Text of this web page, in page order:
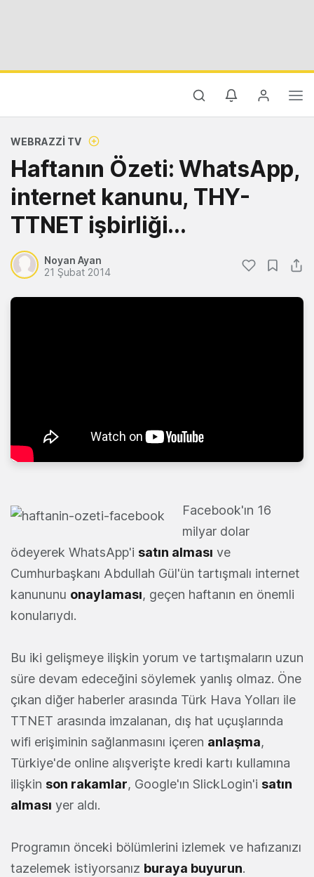
WEBRAZZI TV
Haftanın Özeti: WhatsApp,
internet kanunu, THY-
TTNET işbirliği...
Noyan Ayan
21 Şubat 2014
Facebook'ın 16
milyar dolar
ödeyerek WhatsApp'i satın alması ve
Cumhurbaşkanı Abdullah Gül'ün tartışmalı internet
kanununu onaylaması, geçen haftanın en önemli
konularıydı.
Bu iki gelişmeye ilişkin yorum ve tartışmaların uzun
süre devam edeceğini söylemek yanlış olmaz. Öne
çıkan diğer haberler arasında Türk Hava Yolları ile
TTNET arasında imzalanan, dış hat uçuşlarında
wifi erişiminin sağlanmasını içeren anlaşma,
Türkiye'de online alışverişte kredi kartı kullamına
ilişkin son rakamlar, Google'ın SlickLogin'i satın
alması yer aldı.
Programın önceki bölümlerini izlemek ve hafızanızı
tazelemek istiyorsanız buraya buyurun.